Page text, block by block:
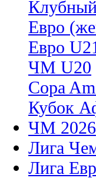
Евро
Евро
ЧМ U20
Copa
Кубок
ЧМ 2026
Лига
Лига